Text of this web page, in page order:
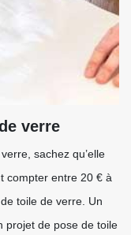
verre
sachez qu’elle
compter entre 20 € à
toile de verre. Un
projet de pose de toile